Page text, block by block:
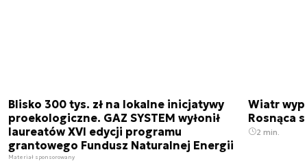
Blisko 300 tys. zł na lokalne inicjatywy
proekologiczne. GAZ SYSTEM wyłonił
laureatów XVI edycji programu
grantowego Fundusz Naturalnej Energii
Materiał sponsorowany
Wiatr
Rosnąca
2 min.